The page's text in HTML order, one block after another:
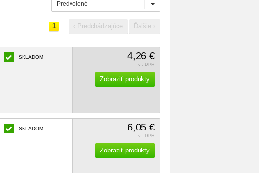
‹ Predchádzajúce Ďalšie ›
1
SKLADOM 4,26 €
vr. DPH
Zobraziť produkty
SKLADOM 6,05 €
vr. DPH
Zobraziť produkty
Predvolené